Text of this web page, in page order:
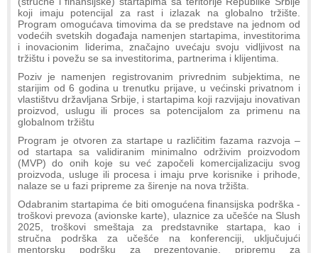
koji imaju potencijal za rast i izlazak na globalno tržište.
Program omogućava timovima da se predstave na jednom od
vodećih svetskih događaja namenjen startapima, investitorima
i inovacionim liderima, značajno uvećaju svoju vidljivost na
tržištu i povežu se sa investitorima, partnerima i klijentima.
Poziv je namenjen registrovanim privrednim subjektima, ne
starijim od 6 godina u trenutku prijave, u većinski privatnom i
vlastištvu državljana Srbije, i startapima koji razvijaju inovativan
proizvod, uslugu ili proces sa potencijalom za primenu na
globalnom tržištu
Program je otvoren za startape u različitim fazama razvoja –
od startapa sa validiranim minimalno održivim proizvodom
(MVP) do onih koje su već započeli komercijalizaciju svog
proizvoda, usluge ili procesa i imaju prve korisnike i prihode,
nalaze se u fazi pripreme za širenje na nova tržišta.
Odabranim startapima će biti omogućena finansijska podrška -
troškovi prevoza (avionske karte), ulaznice za učešće na Slush
2025, troškovi smeštaja za predstavnike startapa, kao i
stručna podrška za učešće na konferenciji, uključujući
mentorsku podršku za prezentovanje, pripremu za